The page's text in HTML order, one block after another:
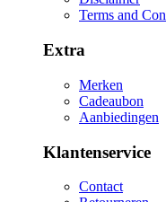
Terms and
Extra
Merken
Cadeaubon
Aanbiedingen
Klantenservice
Contact